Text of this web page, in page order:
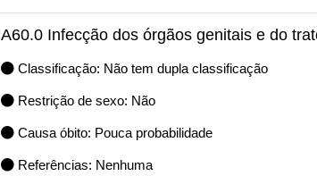
A60.0 Infecção dos órgãos genitais e do
Classificação: Não tem dupla classificação
Restrição de sexo: Não
Causa óbito: Pouca probabilidade
Referências: Nenhuma